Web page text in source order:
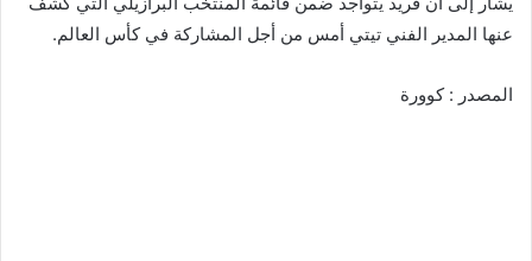
عنها المدير الفني تيتي أمس من أجل المشاركة في كأس العالم.
المصدر : كوورة